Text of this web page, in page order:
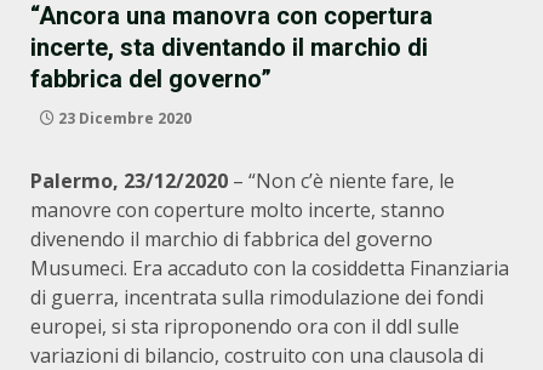
“Ancora una manovra con copertura
incerte, sta diventando il marchio di
fabbrica del governo”
23 Dicembre 2020
Palermo, 23/12/2020 – “Non c’è niente fare, le
manovre con coperture molto incerte, stanno
divenendo il marchio di fabbrica del governo
Musumeci. Era accaduto con la cosiddetta Finanziaria
di guerra, incentrata sulla rimodulazione dei fondi
europei, si sta riproponendo ora con il ddl sulle
variazioni di bilancio, costruito con una clausola di